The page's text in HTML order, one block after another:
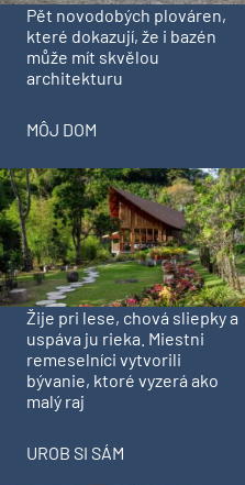
Pět novodobých plováren,
které dokazují, že i bazén
může mít skvělou
architekturu
MÔJ DOM
Žije pri lese, chová sliepky a
uspáva ju rieka. Miestni
remeselníci vytvorili
bývanie, ktoré vyzerá ako
malý raj
UROB SI SÁM